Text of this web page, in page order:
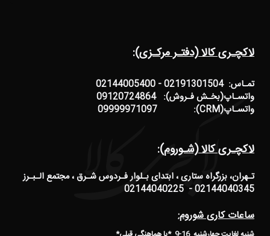
لاکچـری کالا (دفتـر مرکـزی):
تمـاس: 02191301504 - 02144005400
واتسـاپ(بخـش فـروش): 09120724864
واتسـاپ(CRM): 09999971097
لاکچـری کالا (شـوروم):
تـهران، بزرگراه ستاری ، ابتدای بـلوار فـردوس شـرق ، مجتمع الـبـرز
02144040345 - 02144040225
ساعات کاری شوروم: